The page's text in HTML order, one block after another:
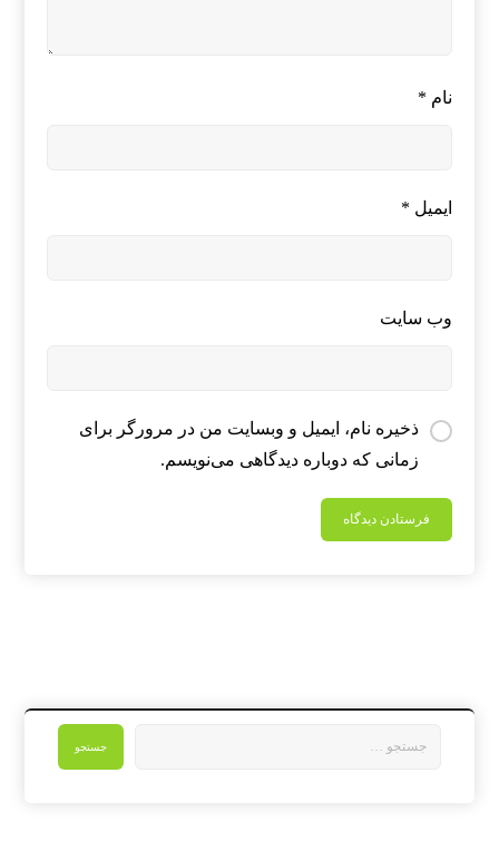
نام *
ایمیل *
وب‌ سایت
ذخیره نام، ایمیل و وبسایت من در مرورگر برای
زمانی که دوباره دیدگاهی می‌نویسم.